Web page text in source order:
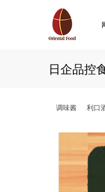
日企品控
调味酱 利口